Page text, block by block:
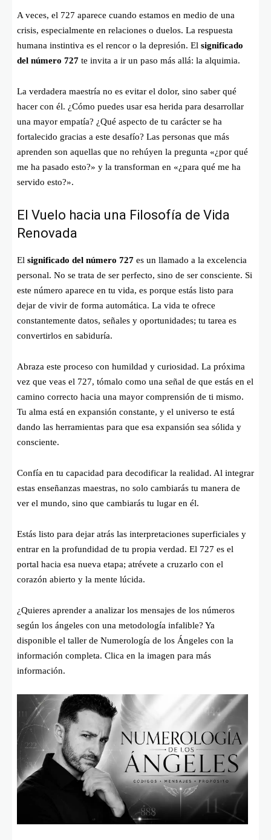
A veces, el 727 aparece cuando estamos en medio de una
crisis, especialmente en relaciones o duelos. La respuesta
humana instintiva es el rencor o la depresión. El significado
del número 727 te invita a ir un paso más allá: la alquimia.
La verdadera maestría no es evitar el dolor, sino saber qué
hacer con él. ¿Cómo puedes usar esa herida para desarrollar
una mayor empatía? ¿Qué aspecto de tu carácter se ha
fortalecido gracias a este desafío? Las personas que más
aprenden son aquellas que no rehúyen la pregunta «¿por qué
me ha pasado esto?» y la transforman en «¿para qué me ha
servido esto?».
El Vuelo hacia una Filosofía de Vida
Renovada
El significado del número 727 es un llamado a la excelencia
personal. No se trata de ser perfecto, sino de ser consciente. Si
este número aparece en tu vida, es porque estás listo para
dejar de vivir de forma automática. La vida te ofrece
constantemente datos, señales y oportunidades; tu tarea es
convertirlos en sabiduría.
Abraza este proceso con humildad y curiosidad. La próxima
vez que veas el 727, tómalo como una señal de que estás en el
camino correcto hacia una mayor comprensión de ti mismo.
Tu alma está en expansión constante, y el universo te está
dando las herramientas para que esa expansión sea sólida y
consciente.
Confía en tu capacidad para decodificar la realidad. Al integrar
estas enseñanzas maestras, no solo cambiarás tu manera de
ver el mundo, sino que cambiarás tu lugar en él.
Estás listo para dejar atrás las interpretaciones superficiales y
entrar en la profundidad de tu propia verdad. El 727 es el
portal hacia esa nueva etapa; atrévete a cruzarlo con el
corazón abierto y la mente lúcida.
¿Quieres aprender a analizar los mensajes de los números
según los ángeles con una metodología infalible? Ya
disponible el taller de Numerología de los Ángeles con la
información completa. Clica en la imagen para más
información.